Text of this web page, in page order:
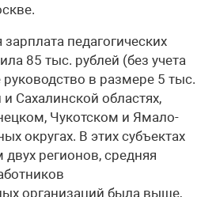
педагогических
85 тыс. рублей (без учета
в размере 5 тыс.
Сахалинской областях,
Чукотском и Ямало-
округах. В этих субъектах
регионов, средняя
организаций была выше,